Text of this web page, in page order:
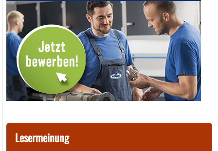
Lesermeinung